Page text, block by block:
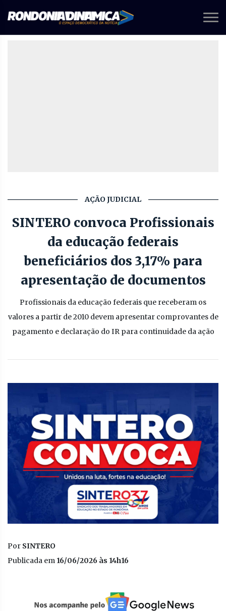
AÇÃO JUDICIAL
SINTERO convoca Profissionais
da educação federais
beneficiários dos 3,17% para
apresentação de documentos
Profissionais da educação federais que receberam os
valores a partir de 2010 devem apresentar comprovantes de
pagamento e declaração do IR para continuidade da ação
Por SINTERO
Publicada em 16/06/2026 às 14h16